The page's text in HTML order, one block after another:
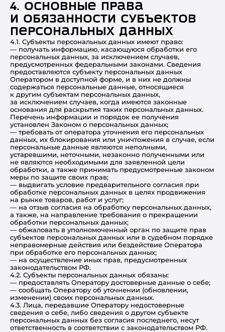
4. Основные права
и обязанности субъектов
персональных данных
4.1. Субъекты персональных данных имеют право:
— получать информацию, касающуюся обработки его
персональных данных, за исключением случаев,
предусмотренных федеральными законами. Сведения
предоставляются субъекту персональных данных
Оператором в доступной форме, и в них не должны
содержаться персональные данные, относящиеся
к другим субъектам персональных данных,
за исключением случаев, когда имеются законные
основания для раскрытия таких персональных данных.
Перечень информации и порядок ее получения
установлен Законом о персональных данных;
— требовать от оператора уточнения его персональных
данных, их блокирования или уничтожения в случае, если
персональные данные являются неполными,
устаревшими, неточными, незаконно полученными или
не являются необходимыми для заявленной цели
обработки, а также принимать предусмотренные законом
меры по защите своих прав;
— выдвигать условие предварительного согласия при
обработке персональных данных в целях продвижения
на рынке товаров, работ и услуг;
— на отзыв согласия на обработку персональных данных,
а также, на направление требования о прекращении
обработки персональных данных;
— обжаловать в уполномоченный орган по защите прав
субъектов персональных данных или в судебном порядке
неправомерные действия или бездействие Оператора
при обработке его персональных данных;
— на осуществление иных прав, предусмотренных
законодательством РФ.
4.2. Субъекты персональных данных обязаны:
— предоставлять Оператору достоверные данные о себе;
— сообщать Оператору об уточнении (обновлении,
изменении) своих персональных данных.
4.3. Лица, передавшие Оператору недостоверные
сведения о себе, либо сведения о другом субъекте
персональных данных без согласия последнего, несут
ответственность в соответствии с законодательством РФ.